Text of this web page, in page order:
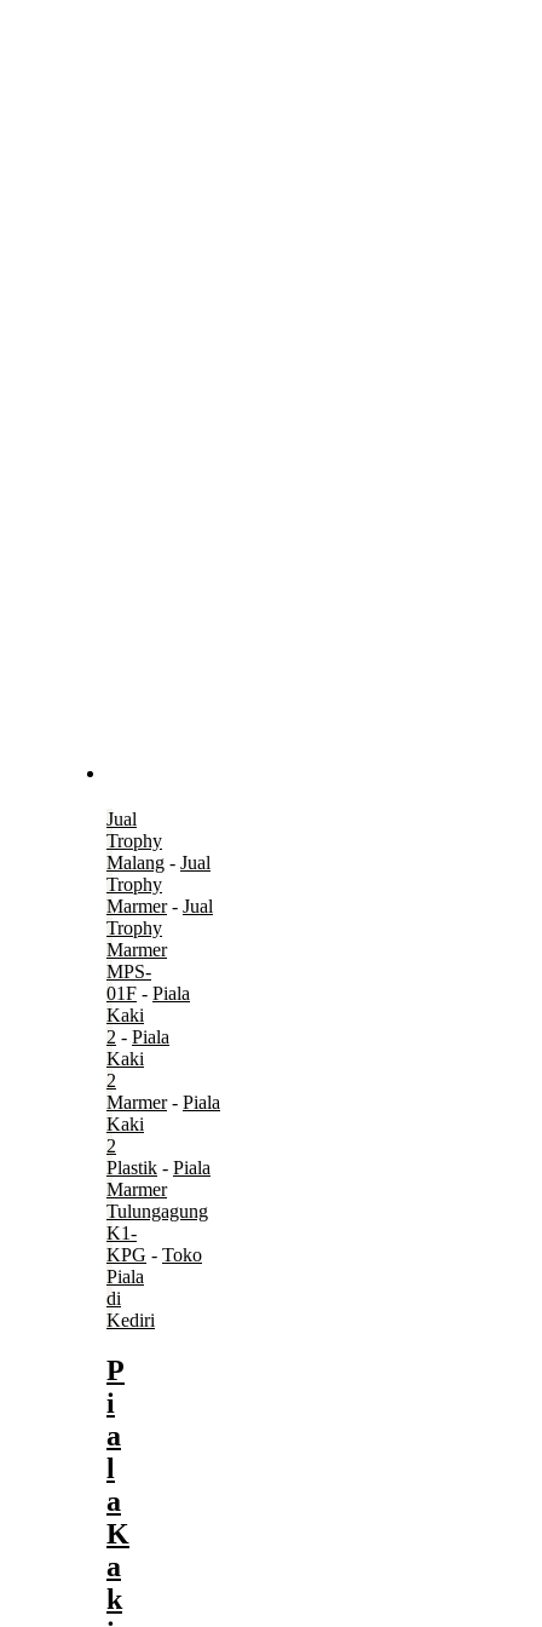
Jual
Trophy
Malang - Jual
Trophy
Marmer- Jual
Trophy
Marmer
MPS-
01F - Piala
Kaki
2 - Piala
Kaki
2
Marmer- Piala
Kaki
2
Plastik - Piala
Marmer
Tulungagung
K1-
KPG - Toko
Piala
di
Kediri
P
i
a
l
a
K
a
k